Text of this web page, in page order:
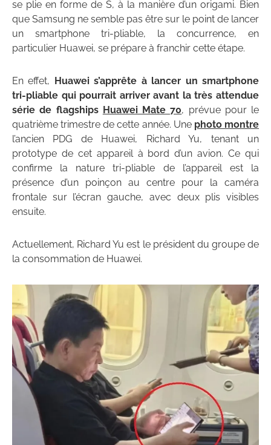
se plie en forme de S, à la manière d’un origami. Bien
que Samsung ne semble pas être sur le point de lancer
un smartphone tri-pliable, la concurrence, en
particulier Huawei, se prépare à franchir cette étape.
En effet,
Huawei s’apprête à lancer un smartphone
tri-pliable qui pourrait arriver avant la très attendue
série de flagships Huawei Mate 70, prévue pour le
quatrième trimestre de cette année. Une photo montre
l’ancien PDG de Huawei, Richard Yu, tenant un
prototype de cet appareil à bord d’un avion. Ce qui
confirme la nature tri-pliable de l’appareil est la
présence d’un poinçon au centre pour la caméra
frontale sur l’écran gauche, avec deux plis visibles
ensuite.
Actuellement, Richard Yu est le président du groupe de
la consommation de Huawei.